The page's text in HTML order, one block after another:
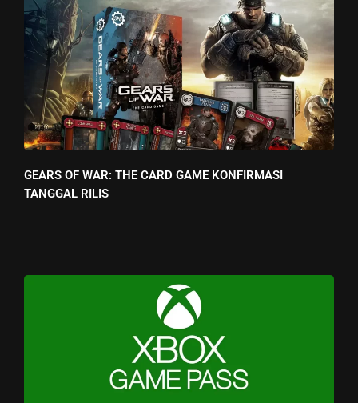
GEARS OF WAR: THE CARD GAME KONFIRMASI
TANGGAL RILIS